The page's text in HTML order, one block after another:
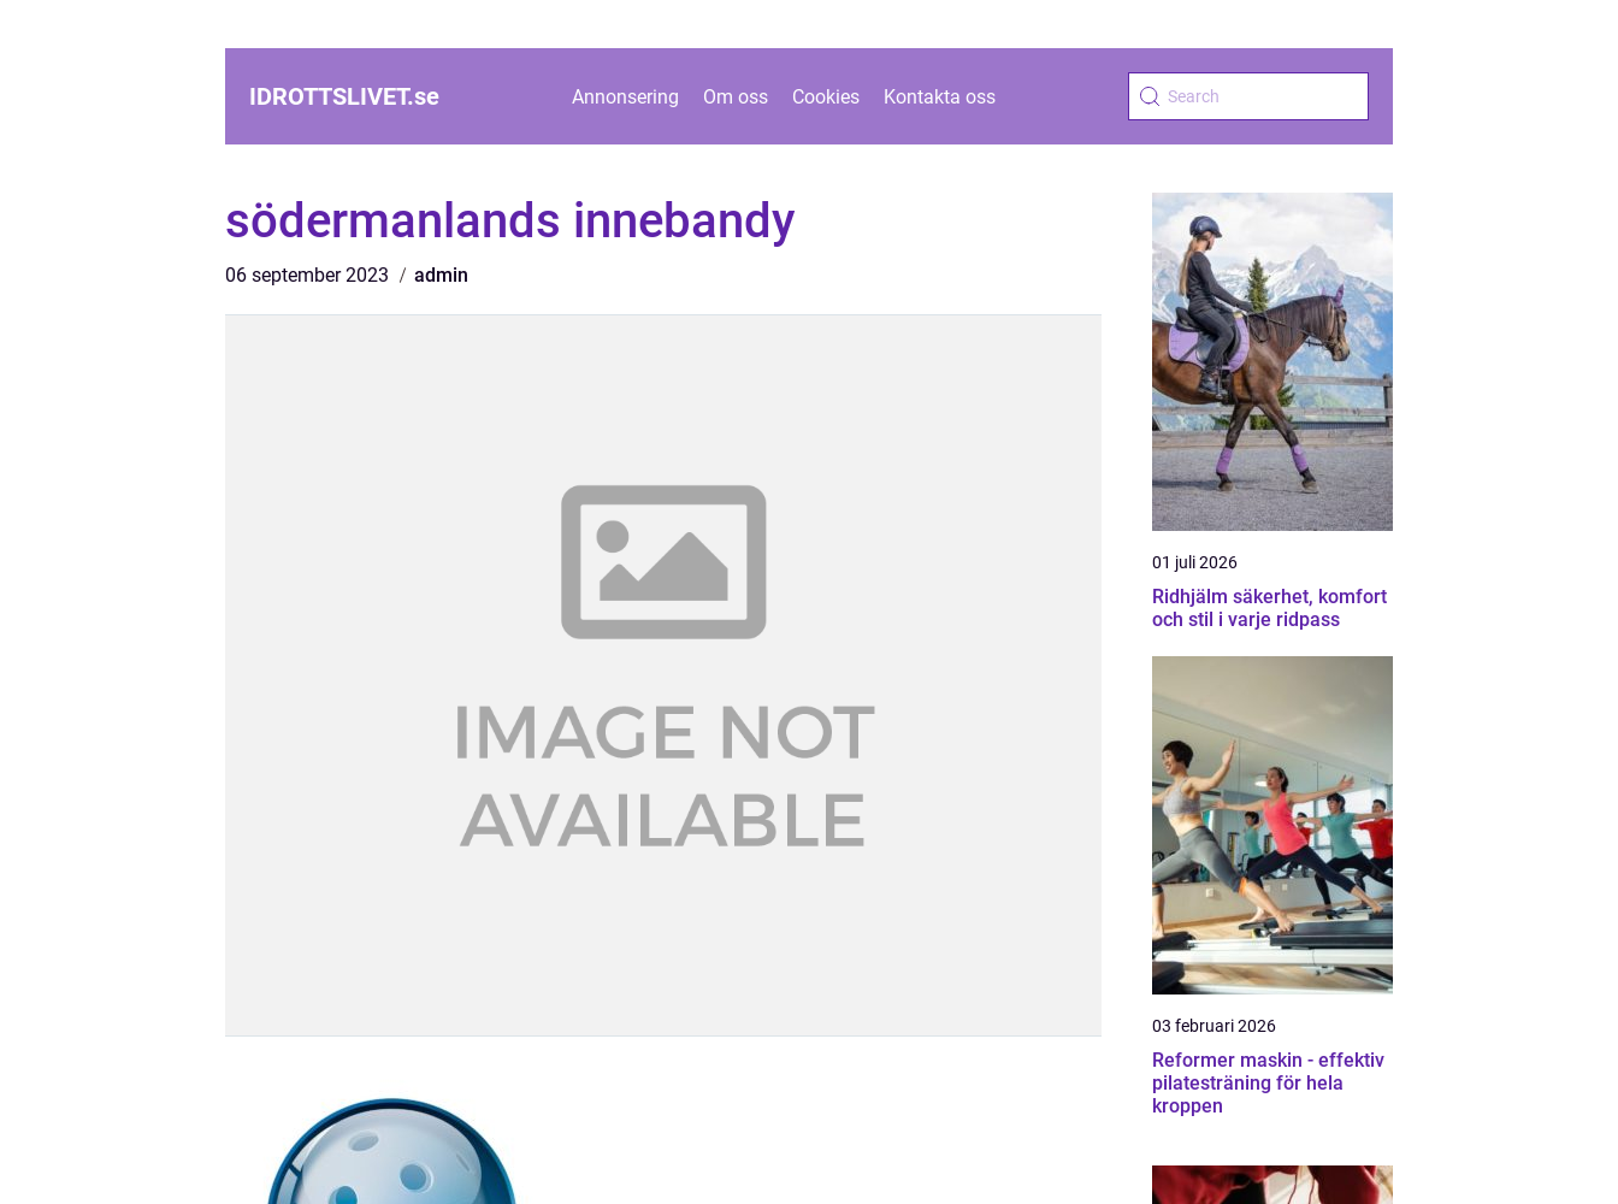
IDROTTSLIVET.se Annonsering Om oss Cookies Kontakta oss
södermanlands innebandy
06 september 2023 admin
01 juli 2026
Ridhjälm säkerhet, komfort
och stil i varje ridpass
03 februari 2026
Reformer maskin - effektiv
pilatesträning för hela
kroppen